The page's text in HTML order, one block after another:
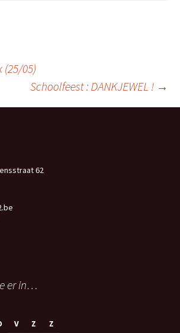
(25/05)
Schoolfeest : DANKJEWEL ! →
62
er in…
V Z
Z